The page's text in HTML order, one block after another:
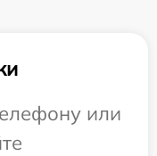
или